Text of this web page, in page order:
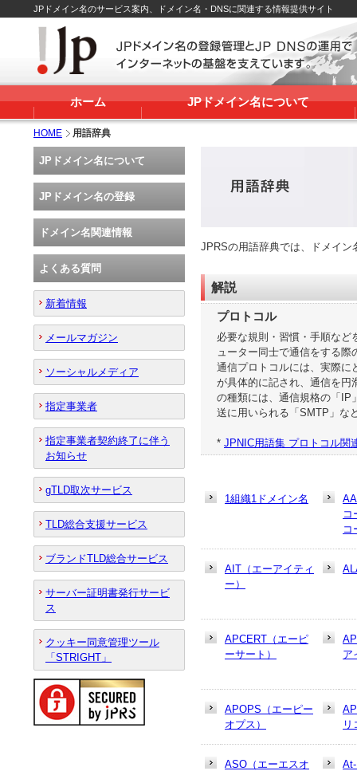
JPドメイン名のサービス案内、ドメイン名・DNSに関連する情報提供サイト
ホーム JPドメイン名について
HOME 用語辞典
JPRSの用語辞典では、ドメイ
解説
プロトコル
必要な規則・習慣・手順など
ューター同士で通信をする
通信プロトコルには、実際に
が具体的に記され、通信を円
の種類には、通信規格の「IP
送に用いられる「SMTP」な
* JPNIC用語集 プロトコル関
1組織1ドメイン名
コ
コ
AIT（エーアイティ
ー）
APCERT（エーピ
ーサート）
ア
APOPS（エーピー
オプス）
リ
ASO（エーエスオ
JPドメイン名について
JPドメイン名の登録
ドメイン名関連情報
よくある質問
新着情報
メールマガジン
ソーシャルメディア
指定事業者
指定事業者契約終了に伴う
お知らせ
gTLD取次サービス
TLD総合支援サービス
ブランドTLD総合サービス
サーバー証明書発行サービ
ス
クッキー同意管理ツール
「STRIGHT」